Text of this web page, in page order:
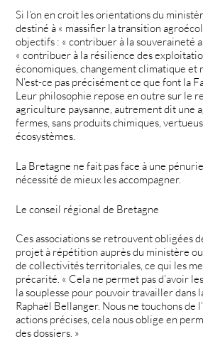
Si l’on en croit les orientations du
destiné à « massifier la transition
objectifs : « contribuer à la souveraineté
« contribuer à la résilience des
économiques, changement climatique et
N’est-ce pas précisément ce que font la
Leur philosophie repose en outre sur le
agriculture paysanne, autrement dit une
fermes, sans produits chimiques,
écosystèmes.
La Bretagne ne fait pas face à une
nécessité de mieux les accompagner.
Le conseil régional de Bretagne
Ces associations se retrouvent obligées
projet à répétition auprès du ministère
de collectivités territoriales, ce qui les
précarité. « Cela ne permet pas d’avoir
la souplesse pour pouvoir travailler dans
Raphaël Bellanger. Nous ne touchons de
actions précises, cela nous oblige en
des dossiers. »